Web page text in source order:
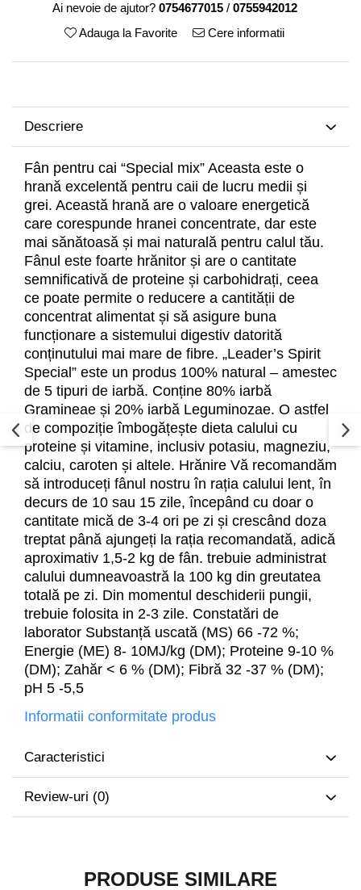
Ai nevoie de ajutor? 0754677015 / 0755942012
Adauga la Favorite
Cere informatii
Descriere
Fân pentru cai “Special mix” Aceasta este o
hrană excelentă pentru caii de lucru medii și
grei. Această hrană are o valoare energetică
care corespunde hranei concentrate, dar este
mai sănătoasă și mai naturală pentru calul tău.
Fânul este foarte hrănitor și are o cantitate
semnificativă de proteine și carbohidrați, ceea
ce poate permite o reducere a cantității de
concentrat alimentat și să asigure buna
funcționare a sistemului digestiv datorită
conținutului mai mare de fibre. „Leader’s Spirit
Special” este un produs 100% natural – amestec
de 5 tipuri de iarbă. Conține 80% iarbă
Gramineae și 20% iarbă Leguminozae. O astfel
de compoziție îmbogățește dieta calului cu
proteine și vitamine, inclusiv potasiu, magneziu,
calciu, caroten și altele. Hrănire Vă recomandăm
să introduceți fânul nostru în rația calului lent, în
decurs de 10 sau 15 zile, începând cu doar o
cantitate mică de 3-4 ori pe zi și crescând doza
treptat până ajungeți la rația recomandată, adică
aproximativ 1,5-2 kg de fân. trebuie administrat
calului dumneavoastră la 100 kg din greutatea
totală pe zi. Din momentul deschiderii pungii,
trebuie folosita in 2-3 zile. Constatări de
laborator Substanță uscată (MS) 66 -72 %;
Energie (ME) 8- 10MJ/kg (DM); Proteine 9-10 %
(DM); Zahăr < 6 % (DM); Fibră 32 -37 % (DM);
pH 5 -5,5
Informatii conformitate produs
Caracteristici
Review-uri (0)
PRODUSE SIMILARE